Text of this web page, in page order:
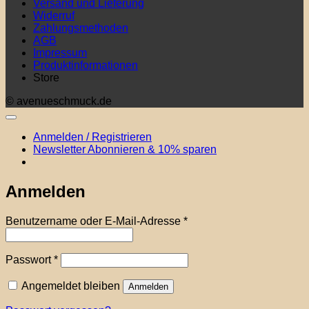
Versand und Lieferung
Widerruf
Zahlungsmethoden
AGB
Impressum
Produktinformationen
Store
© avenueschmuck.de
Anmelden / Registrieren
Newsletter Abonnieren & 10% sparen
Anmelden
Benutzername oder E-Mail-Adresse *Erforderlich
Passwort*Erforderlich
Angemeldet bleiben Anmelden